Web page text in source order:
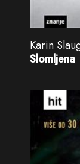
Karin
Slomljena